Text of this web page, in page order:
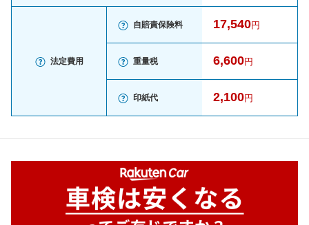
法定費用
自賠責保険料 17,540円
重量税 6,600円
印紙代 2,100円